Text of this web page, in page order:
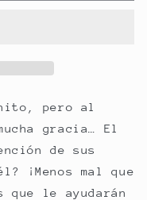
pero al
gracia… El
de sus
¡Menos mal que
que le ayudarán